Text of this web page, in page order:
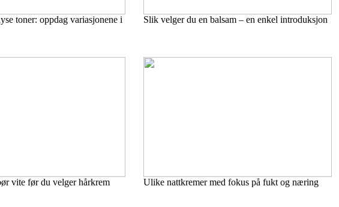
toner: oppdag variasjonene i Slik velger du en balsam – en enkel introduksjon
vite før du velger hårkrem Ulike nattkremer med fokus på fukt og næring